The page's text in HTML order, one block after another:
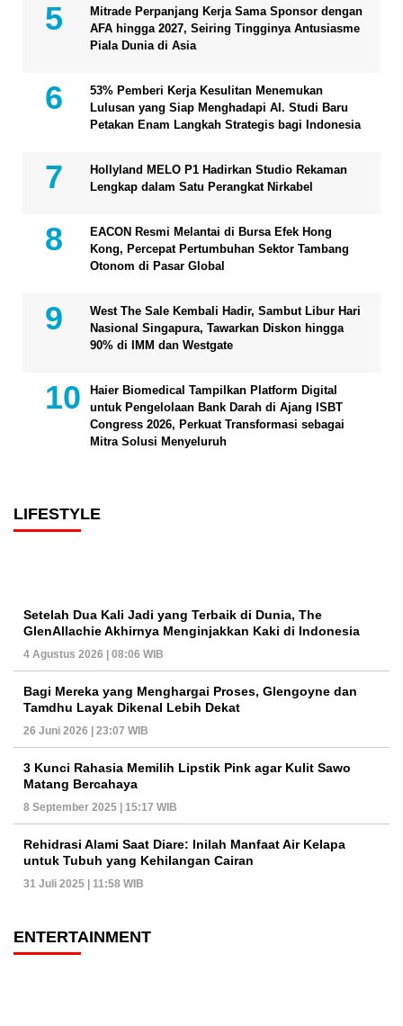
Mitrade Perpanjang Kerja Sama Sponsor dengan
AFA hingga 2027, Seiring Tingginya Antusiasme
Piala Dunia di Asia
53% Pemberi Kerja Kesulitan Menemukan
Lulusan yang Siap Menghadapi AI. Studi Baru
Petakan Enam Langkah Strategis bagi Indonesia
Hollyland MELO P1 Hadirkan Studio Rekaman
Lengkap dalam Satu Perangkat Nirkabel
EACON Resmi Melantai di Bursa Efek Hong
Kong, Percepat Pertumbuhan Sektor Tambang
Otonom di Pasar Global
West The Sale Kembali Hadir, Sambut Libur Hari
Nasional Singapura, Tawarkan Diskon hingga
90% di IMM dan Westgate
Haier Biomedical Tampilkan Platform Digital
untuk Pengelolaan Bank Darah di Ajang ISBT
Congress 2026, Perkuat Transformasi sebagai
Mitra Solusi Menyeluruh
LIFESTYLE
Setelah Dua Kali Jadi yang Terbaik di Dunia, The
GlenAllachie Akhirnya Menginjakkan Kaki di Indonesia
4 Agustus 2026 | 08:06 WIB
Bagi Mereka yang Menghargai Proses, Glengoyne dan
Tamdhu Layak Dikenal Lebih Dekat
26 Juni 2026 | 23:07 WIB
3 Kunci Rahasia Memilih Lipstik Pink agar Kulit Sawo
Matang Bercahaya
8 September 2025 | 15:17 WIB
Rehidrasi Alami Saat Diare: Inilah Manfaat Air Kelapa
untuk Tubuh yang Kehilangan Cairan
31 Juli 2025 | 11:58 WIB
ENTERTAINMENT